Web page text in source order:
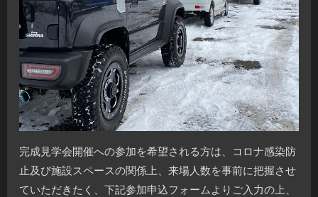
完成見学会開催への参加を希望される方は、コロナ感染防
止及び施設スペースの関係上、来場人数を事前に把握させ
ていただきたく、下記参加申込フォームよりご入力の上、